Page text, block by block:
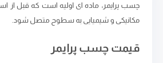
چسب پرایمر، ماده ‌ای اولیه است که قبل از
مکانیکی و شیمیایی به سطوح متصل شود.
قیمت چسب پرایمر